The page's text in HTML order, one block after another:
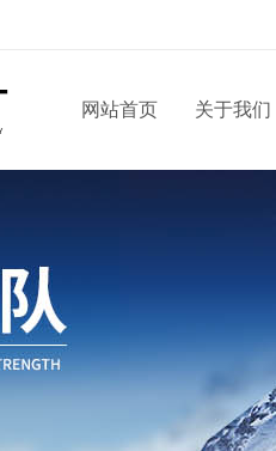
网站首页 关于我们